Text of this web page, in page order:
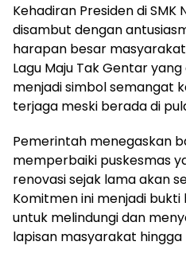
Kehadiran Presiden di SMK
disambut dengan
harapan besar
Lagu Maju Tak Gentar
menjadi simbol semangat
terjaga meski berada di
Pemerintah menegaskan
memperbaiki puskesmas
renovasi sejak lama akan
Komitmen ini menjadi
untuk melindungi dan
lapisan masyarakat hingga